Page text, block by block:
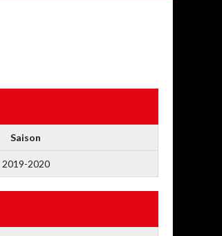
Saison
2019-2020